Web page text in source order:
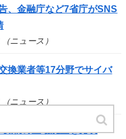
、金融庁など7省庁がSNS
ニュース）
換業者等17分野でサイバ
ニュース）
銘柄の上場廃止を発表